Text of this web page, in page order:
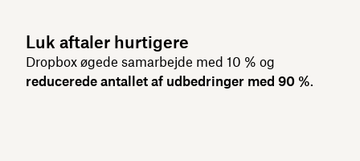
Luk aftaler hurtigere
Dropbox øgede samarbejde med 10 % og
reducerede antallet af udbedringer med 90 %.